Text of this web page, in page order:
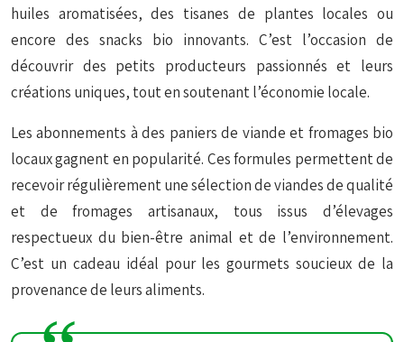
huiles aromatisées, des tisanes de plantes locales ou
encore des snacks bio innovants. C’est l’occasion de
découvrir des petits producteurs passionnés et leurs
créations uniques, tout en soutenant l’économie locale.
Les abonnements à des paniers de viande et fromages bio
locaux gagnent en popularité. Ces formules permettent de
recevoir régulièrement une sélection de viandes de qualité
et de fromages artisanaux, tous issus d’élevages
respectueux du bien-être animal et de l’environnement.
C’est un cadeau idéal pour les gourmets soucieux de la
provenance de leurs aliments.